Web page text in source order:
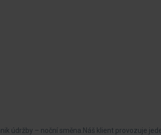
údržby – noční směna.Náš klient provozuje